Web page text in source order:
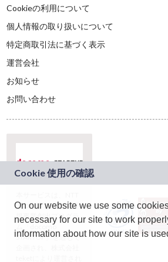
Cookieの利用について
個人情報の取り扱いについて
特定商取引法に基づく表示
運営会社
お知らせ
お問い合わせ
ドコモグループの新
規事業創出プログラ
ム「docomo
STARTUP」を通じて
On our website we use some
necessary for our site to work
information about how our site is